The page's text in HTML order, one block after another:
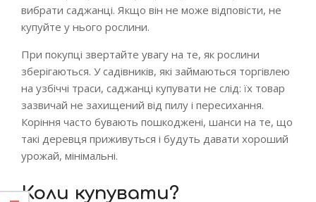
вибрати саджанці. Якщо він не може відповісти, не
купуйте у нього рослини.
При покупці звертайте увагу на те, як рослини
зберігаються. У садівників, які займаються торгівлею
на узбіччі траси, саджанці купувати не слід: їх товар
зазвичай не захищений від пилу і пересихання.
Коріння часто бувають пошкоджені, шанси на те, що
такі деревця приживуться і будуть давати хороший
урожай, мінімальні.
Коли купувати?